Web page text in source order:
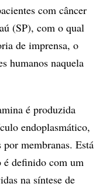
com câncer
(SP), com o qual
de imprensa, o
humanos naquela
é produzida
endoplasmático,
membranas. Está
é definido com um
na síntese de